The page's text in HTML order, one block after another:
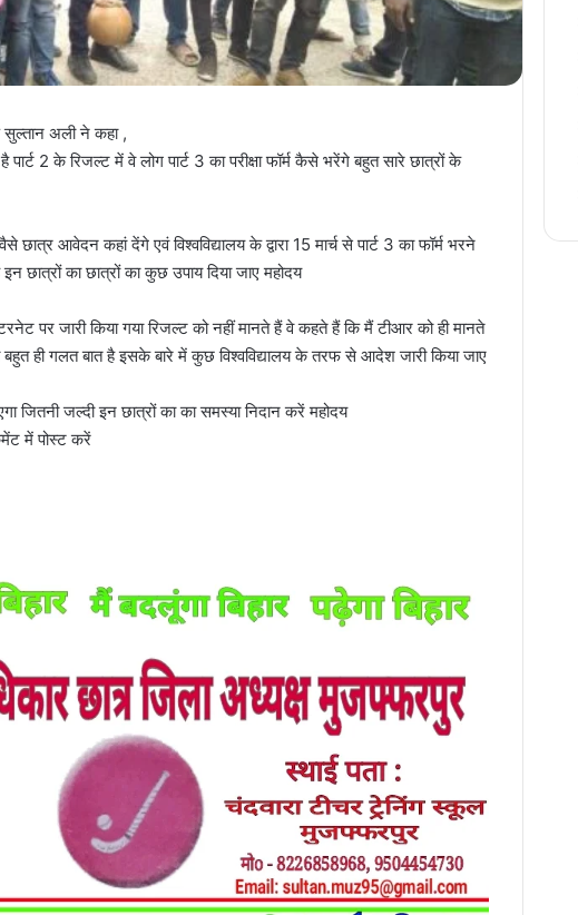
अली ने कहा ,
2 के रिजल्ट में वे लोग पार्ट 3 का परीक्षा फॉर्म कैसे भरेंगे बहुत सारे छात्रों के
आवेदन कहां देंगे एवं विश्वविद्यालय के द्वारा 15 मार्च से पार्ट 3 का फॉर्म भरने
छात्रों का छात्रों का कुछ उपाय दिया जाए महोदय
पर जारी किया गया रिजल्ट को नहीं मानते हैं वे कहते हैं कि मैं टीआर को ही मानते
ही गलत बात है इसके बारे में कुछ विश्वविद्यालय के तरफ से आदेश जारी किया जाए
जितनी जल्दी इन छात्रों का का समस्या निदान करें महोदय
में पोस्ट करें